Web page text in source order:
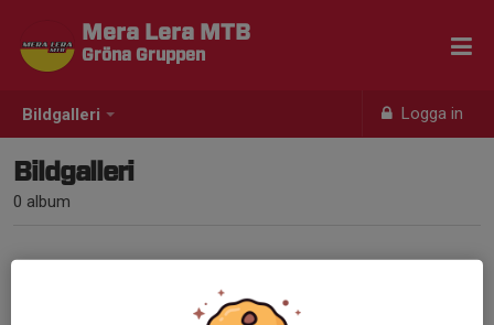
Bildgalleri Logga in
Mera Lera MTB
Gröna Gruppen
Bildgalleri
0 album